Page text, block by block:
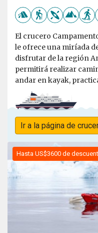
El crucero
le ofrece una miríada
disfrutar de la región
permitirá realizar
andar en kayak,
Ir a la página de
Hasta US$3600 de